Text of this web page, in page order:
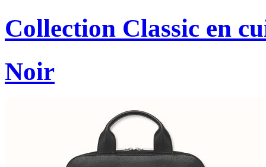
Collection Classic en
Noir